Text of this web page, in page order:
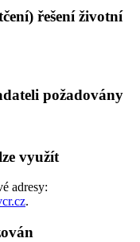
řešení životní
požadovány
využít
adresy:
.